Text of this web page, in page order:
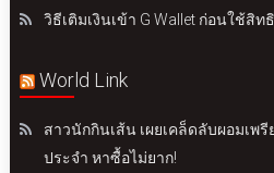
วิธีเติมเงินเข้า G Wallet ก่อนใช้สิ
World Link
สาวนักกินเส้น เผยเคล็ดลับผอมเพ
ประจำ หาซื้อไม่ยาก!